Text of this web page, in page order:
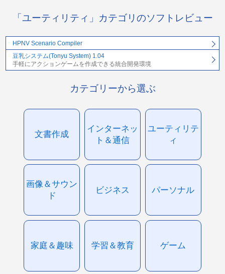
「ユーティリティ」カテゴリのソフトレビュー
HPNV Scenario Compiler
豆乳システム(Tonyu System) 1.04
手軽にアクションゲームを作成できる統合開発環境
カテゴリーから選ぶ
文書作成
インターネッ
ト＆通信
ユーティリテ
ィ
画像＆サウン
ド
ビジネス パーソナル
家庭＆趣味 学習＆教育 ゲーム